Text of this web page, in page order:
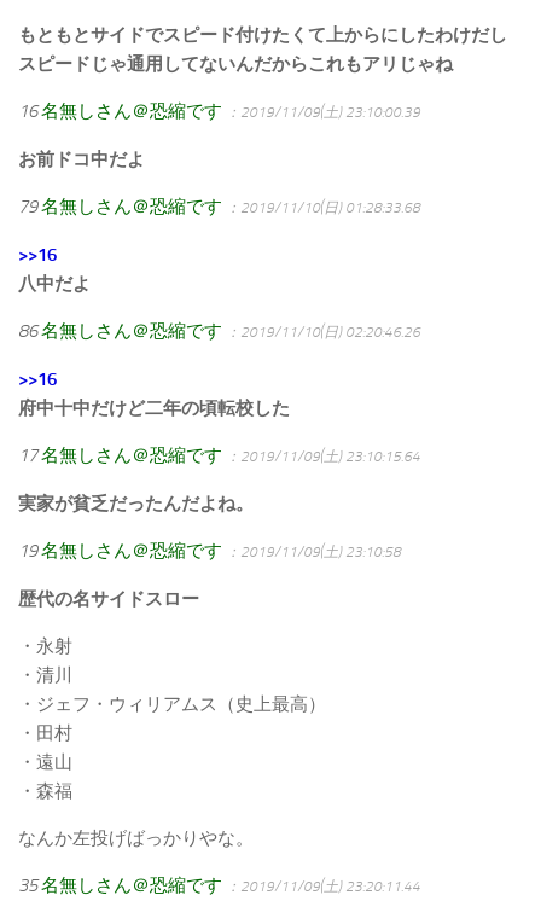
もともとサイドでスピード付けたくて上からにしたわけだし
スピードじゃ通用してないんだからこれもアリじゃね
16名無しさん＠恐縮です ：2019/11/09(土) 23:10:00.39
お前ドコ中だよ
79名無しさん＠恐縮です ：2019/11/10(日) 01:28:33.68
>>16
八中だよ
86名無しさん＠恐縮です ：2019/11/10(日) 02:20:46.26
>>16
府中十中だけど二年の頃転校した
17名無しさん＠恐縮です ：2019/11/09(土) 23:10:15.64
実家が貧乏だったんだよね。
19名無しさん＠恐縮です ：2019/11/09(土) 23:10:58
歴代の名サイドスロー
・永射
・清川
・ジェフ・ウィリアムス（史上最高）
・田村
・遠山
・森福
なんか左投げばっかりやな。
35名無しさん＠恐縮です ：2019/11/09(土) 23:20:11.44